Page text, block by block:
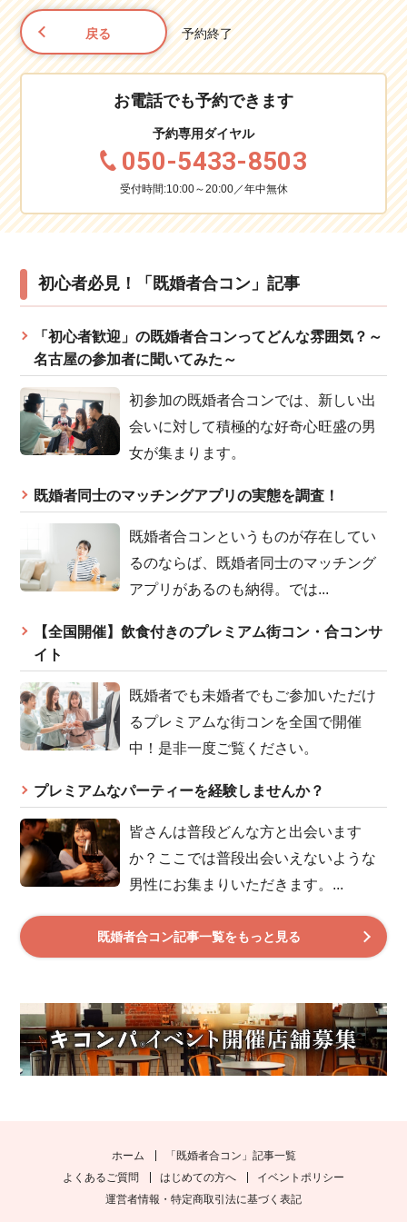
戻る 予約終了
お電話でも予約できます
予約専用ダイヤル
050-5433-8503
受付時間:10:00～20:00／年中無休
初心者必見！「既婚者合コン」記事
「初心者歓迎」の既婚者合コンってどんな雰囲気？～
名古屋の参加者に聞いてみた～
初参加の既婚者合コンでは、新しい出
会いに対して積極的な好奇心旺盛の男
女が集まります。
既婚者同士のマッチングアプリの実態を調査！
既婚者合コンというものが存在してい
るのならば、既婚者同士のマッチング
アプリがあるのも納得。では...
【全国開催】飲食付きのプレミアム街コン・合コンサ
イト
既婚者でも未婚者でもご参加いただけ
るプレミアムな街コンを全国で開催
中！是非一度ご覧ください。
プレミアムなパーティーを経験しませんか？
皆さんは普段どんな方と出会います
か？ここでは普段出会いえないような
男性にお集まりいただきます。...
既婚者合コン記事一覧をもっと見る
ホーム
「既婚者合コン」記事一覧
よくあるご質問
はじめての方へ
イベントポリシー
運営者情報・特定商取引法に基づく表記